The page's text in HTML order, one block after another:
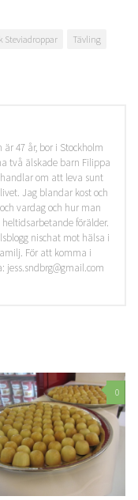
Steviadroppar
Tävling
är 47 år, bor i Stockholm
två älskade barn Filippa
om att leva sunt
Jag blandar kost och
vardag och hur man
förälder.
nischat mot hälsa i
För att komma i
0